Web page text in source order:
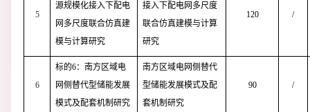
5
源规模化接入下配电
网多尺度联合仿真建
模与计算研究
接入下配电网多尺度
联合仿真建模与计算
研究
120 /
6
标的6：南方区域电
网侧替代型储能发展
模式及配套机制研究
南方区域电网侧替代
型储能发展模式及配
套机制研究
90 /